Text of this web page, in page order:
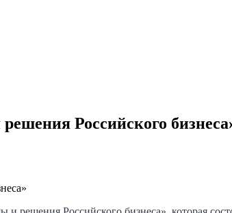
Российского